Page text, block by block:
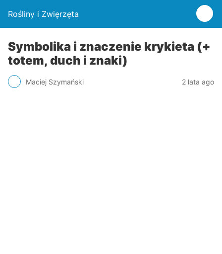
Rośliny i Zwięrzęta
Symbolika i znaczenie krykieta (+
totem, duch i znaki)
Maciej Szymański 2 lata ago